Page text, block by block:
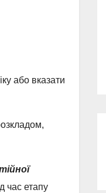
або вказати
час етапу